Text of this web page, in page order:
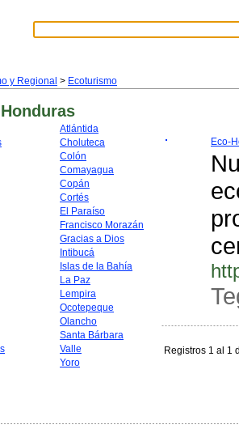
y Regional > Ecoturismo
Atlántida
Choluteca
Colón
Comayagua
Copán
Cortés
El Paraíso
Francisco Morazán
Gracias a Dios
Intibucá
Islas de la Bahía
La Paz
Lempira
Ocotepeque
Olancho
Santa Bárbara
Valle
Yoro
Eco-
Registros 1 al 1